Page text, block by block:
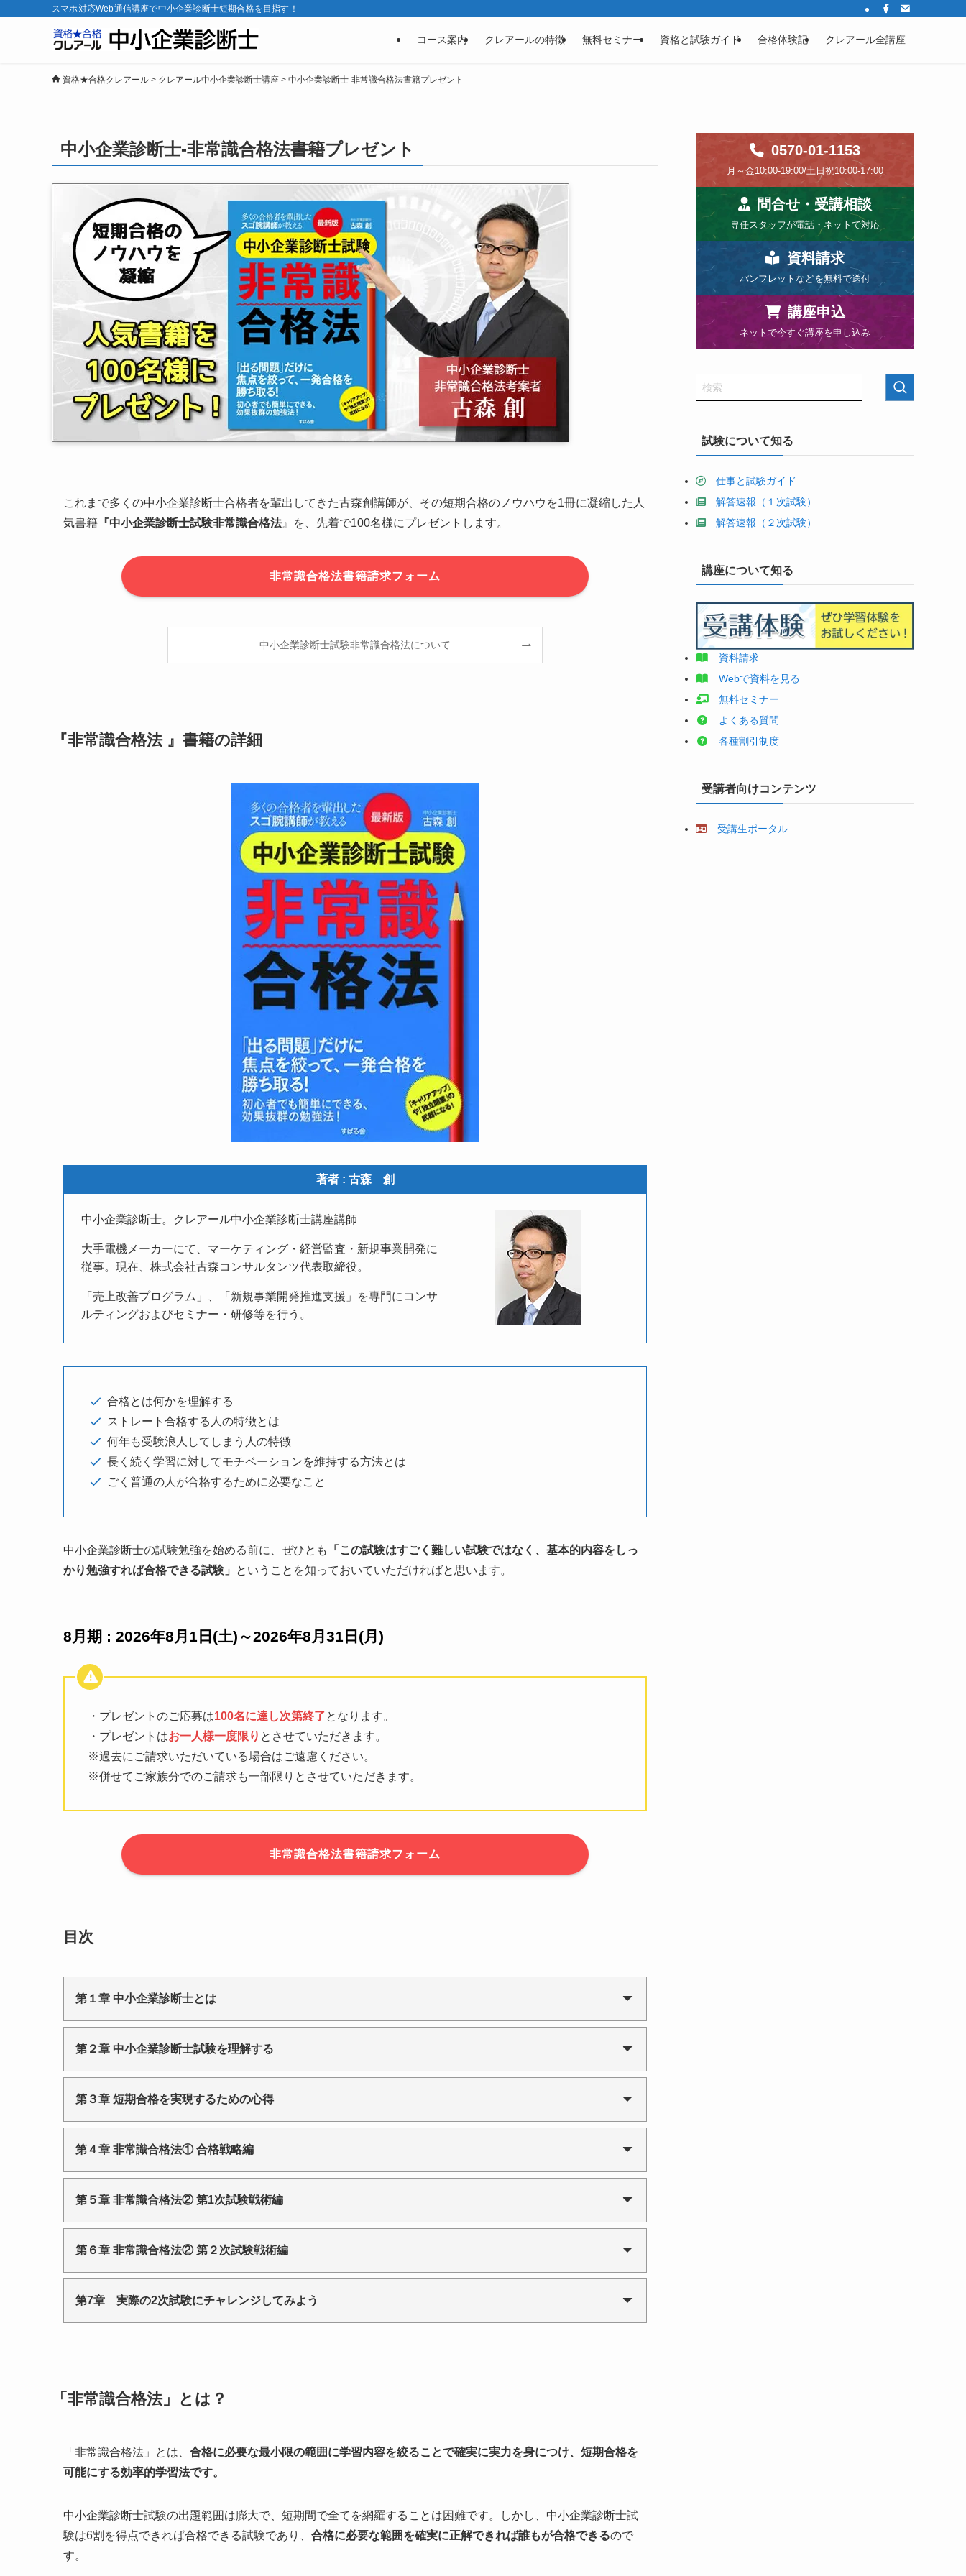
スマホ対応Web通信講座で中小企業診断士短期合格を目指す！
コース案内 クレアールの特徴 無料セミナー 資格と試験ガイド 合格体験記 クレアール全講座
資格★合格クレアール > クレアール中小企業診断士講座 > 中小企業診断士-非常識合格法書籍プレゼント
中小企業診断士-非常識合格法書籍プレゼント
これまで多くの中小企業診断士合格者を輩出してきた古森創講師が、その短期合格のノウハウを1冊に凝縮した人
気書籍 『中小企業診断士試験非常識合格法』を、先着で100名様にプレゼントします。
非常識合格法書籍請求フォーム
中小企業診断士試験非常識合格法について
『非常識合格法 』書籍の詳細
著者 : 古森 創
中小企業診断士。クレアール中小企業診断士講座講師
大手電機メーカーにて、マーケティング・経営監査・新規事業開発に
従事。現在、株式会社古森コンサルタンツ代表取締役。
「売上改善プログラム」、「新規事業開発推進支援」を専門にコンサ
ルティングおよびセミナー・研修等を行う。
合格とは何かを理解する
ストレート合格する人の特徴とは
何年も受験浪人してしまう人の特徴
長く続く学習に対してモチベーションを維持する方法とは
ごく普通の人が合格するために必要なこと
中小企業診断士の試験勉強を始める前に、ぜひとも
「この試験はすごく難しい試験ではなく、基本的内容をしっ
かり勉強すれば合格できる試験」
ということを知っておいていただければと思います。
8月期 : 2026年8月1日(土)～2026年8月31日(月)
・プレゼントのご応募は100名に達し次第終了となります。
・プレゼントはお一人様一度限り とさせていただきます。
※過去にご請求いただいている場合はご遠慮ください。
※併せてご家族分でのご請求も一部限りとさせていただきます。
非常識合格法書籍請求フォーム
目次
第１章 中小企業診断士とは
第２章 中小企業診断士試験を理解する
第３章 短期合格を実現するための心得
第４章 非常識合格法① 合格戦略編
第５章 非常識合格法② 第1次試験戦術編
第６章 非常識合格法② 第２次試験戦術編
第7章 実際の2次試験にチャレンジしてみよう
「非常識合格法」とは？
「非常識合格法」とは、 合格に必要な最小限の範囲に学習内容を絞ることで確実に実力を身につけ、短期合格を
可能にする効率的学習法です。
中小企業診断士試験の出題範囲は膨大で、短期間で全てを網羅することは困難です。しかし、中小企業診断士試
験は6割を得点できれば合格できる試験であり、 合格に必要な範囲を確実に正解できれば誰もが合格できるので
す。
0570-01-1153
月～金10:00-19:00/土日祝10:00-17:00
問合せ・受講相談
専任スタッフが電話・ネットで対応
資料請求
パンフレットなどを無料で送付
講座申込
ネットで今すぐ講座を申し込み
試験について知る
仕事と試験ガイド
解答速報（１次試験）
解答速報（２次試験）
講座について知る
資料請求
Webで資料を見る
無料セミナー
よくある質問
各種割引制度
受講者向けコンテンツ
受講生ポータル